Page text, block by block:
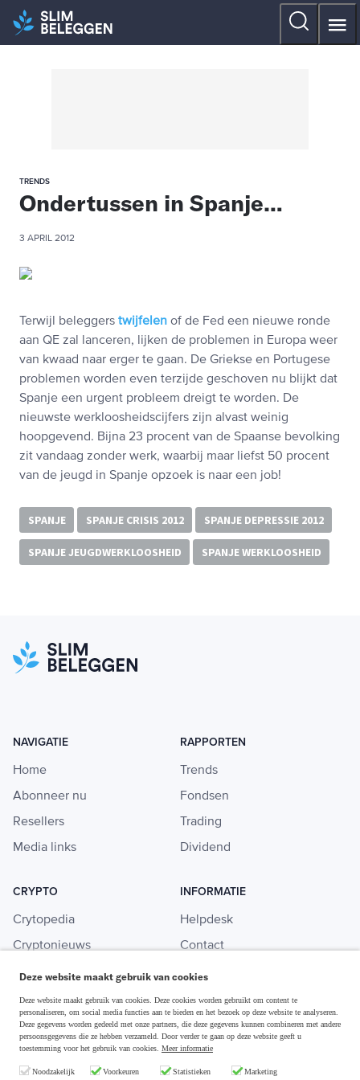
TRENDS
Ondertussen in Spanje…
3 APRIL 2012
Terwijl beleggers twijfelen of de Fed een nieuwe ronde
aan QE zal lanceren, lijken de problemen in Europa weer
van kwaad naar erger te gaan. De Griekse en Portugese
problemen worden even terzijde geschoven nu blijkt dat
Spanje een urgent probleem dreigt te worden. De
nieuwste werkloosheidscijfers zijn alvast weinig
hoopgevend. Bijna 23 procent van de Spaanse bevolking
zit vandaag zonder werk, waarbij maar liefst 50 procent
van de jeugd in Spanje opzoek is naar een job!
SPANJE SPANJE CRISIS 2012 SPANJE DEPRESSIE 2012
SPANJE JEUGDWERKLOOSHEID SPANJE WERKLOOSHEID
NAVIGATIE
Home
Abonneer nu
Resellers
Media links
RAPPORTEN
Trends
Fondsen
Trading
Dividend
CRYPTO
Crytopedia
Cryptonieuws
Crypto koopgids
Investeren in crypto
INFORMATIE
Helpdesk
Contact
Adverteren
Disclaimer & Privacy
Deze website maakt gebruik van cookies
Deze website maakt gebruik van cookies. Deze cookies worden gebruikt om content te
personaliseren, om social media functies aan te bieden en het bezoek op deze website te analyseren.
Deze gegevens worden gedeeld met onze partners, die deze gegevens kunnen combineren met andere
persoonsgegevens die ze hebben verzameld. Door verder te gaan op deze website geeft u
toestemming voor het gebruik van cookies. Meer informatie
Noodzakelijk Voorkeuren Statistieken Marketing